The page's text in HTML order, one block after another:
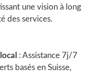
une vision à long
des services.
: Assistance 7j/7
basés en Suisse,